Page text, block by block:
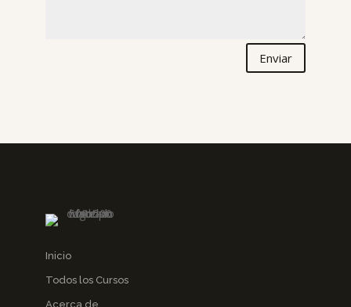
Enviar
Inicio
Todos los Cursos
Acerca de